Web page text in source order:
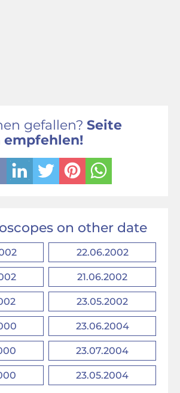
gefallen? Seite
on other date
22.06.2002
21.06.2002
23.05.2002
23.06.2004
23.07.2004
23.05.2004